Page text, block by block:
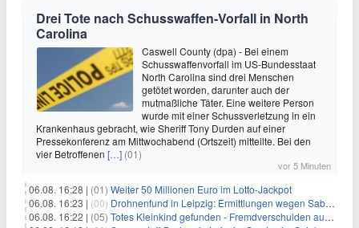
Drei Tote nach Schusswaffen-Vorfall in North
Carolina
Caswell County (dpa) - Bei einem
Schusswaffenvorfall im US-Bundesstaat
North Carolina sind drei Menschen
getötet worden, darunter auch der
mutmaßliche Täter. Eine weitere Person
wurde mit einer Schussverletzung in ein
Krankenhaus gebracht, wie Sheriff Tony Durden auf einer
Pressekonferenz am Mittwochabend (Ortszeit) mitteilte. Bei den
vier Betroffenen […] (01)
vor 5 Minuten
06.08. 16:28 | (01) Weiter 50 Millionen Euro im Lotto-Jackpot
06.08. 16:23 | (00) Drohnenfund in Leipzig: Ermittlungen wegen Sabotage und Spionage
06.08. 16:22 | (05) Totes Kleinkind gefunden - Fremdverschulden ausgeschlossen